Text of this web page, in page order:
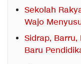
Sekolah
Wajo
Sidrap,
Baru